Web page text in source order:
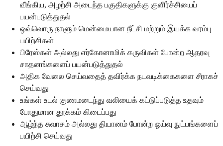
வீங்கிய, அழற்சி அடைந்த பகுதிகளுக்கு குளிர்ச்சியைப்
பயன்படுத்துதல்
ஒவ்வொரு நாளும் மென்மையான நீட்சி மற்றும் இயக்க வரம்பு
பயிற்சிகள்
பிரேஸ்கள் அல்லது எர்கோனாமிக் கருவிகள் போன்ற ஆதரவு
சாதனங்களைப் பயன்படுத்துதல்
அதிக வேலை செய்வதைத் தவிர்க்க நடவடிக்கைகளை சீராகச்
செய்வது
உங்கள் உடல் குணமடைந்து வலியைக் கட்டுப்படுத்த உதவும்
போதுமான தூக்கம் கிடைப்பது
ஆழ்ந்த சுவாசம் அல்லது தியானம் போன்ற ஓய்வு நுட்பங்களைப்
பயிற்சி செய்வது